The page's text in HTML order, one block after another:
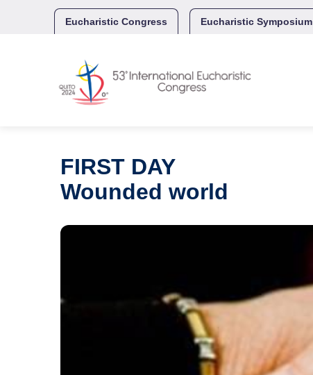
Eucharistic Congress Eucharistic Symposium
FIRST DAY
Wounded world